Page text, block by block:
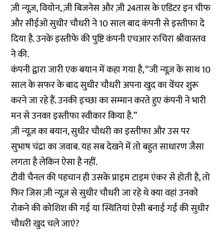
ज़ी न्यूज़, वियोन, ज़ी बिजनेस और ज़ी 24तास के एडिटर इन चीफ
और सीईओ सुधीर चौधरी ने 10 साल बाद कंपनी से इस्तीफा दे
दिया है. उनके इस्तीफे की पुष्टि कंपनी एचआर रुचिरा श्रीवास्तव
ने की.
कंपनी द्वारा जारी एक बयान में कहा गया है, “जी न्यूज़ के साथ 10
साल के सफर के बाद सुधीर चौधरी अपना खुद का वेंचर शुरू
करने जा रहे हैं. उनकी इच्छा का सम्मान करते हुए कंपनी ने भारी
मन से उनका इस्तीफा स्वीकार किया है.”
ज़ी न्यूज़ का बयान, सुधीर चौधरी का इस्तीफा और उस पर
सुभाष चंद्रा का जवाब. यह सब देखने में तो बहुत साधारण जैसा
लगता है लेकिन ऐसा है नहीं.
टीवी चैनल की पहचान ही उसके प्राइम टाइम एंकर से होती है, तो
फिर जिस ज़ी न्यूज़ से सुधीर चौधरी जा रहे थे क्या वहां उनको
रोकने की कोशिश की गई या स्थितियां ऐसी बनाई गईं की सुधीर
चौधरी खुद चले जाएं?